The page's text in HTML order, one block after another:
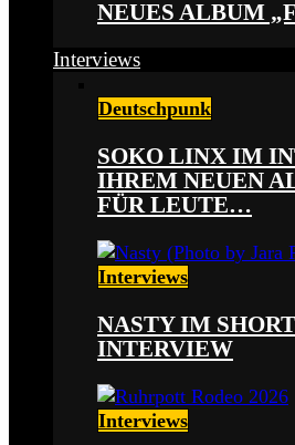
NEUES ALBUM
Interviews
Deutschpunk
SOKO LINX IM
IHREM NEUEN
FÜR LEUTE…
Interviews
NASTY IM
INTERVIEW
Interviews